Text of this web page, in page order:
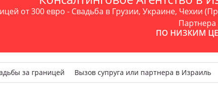
от 300 евро - Свадьба в Грузии, Украине, Чехии
Партнера
ПО НИЗКИМ
за границей Вызов супруга или партнера в Израиль